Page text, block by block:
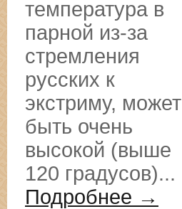
температура в
парной из-за
стремления
русских к
экстриму, может
быть очень
высокой (выше
120 градусов)...
Подробнее →